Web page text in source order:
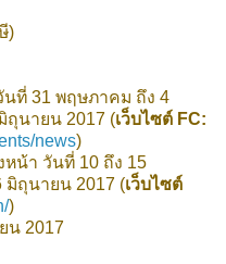
)
ที่ 31 พฤษภาคม ถึง 4
ถุนายน 2017 (เว็บไซต์ FC:
news)
หน้า วันที่ 10 ถึง 15
มิถุนายน 2017 (เว็บไซต์
)
น 2017